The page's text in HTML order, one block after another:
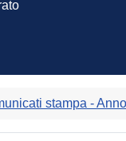
stampa -